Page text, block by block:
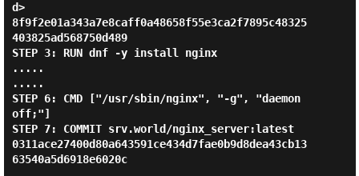
d>
8f9f2e01a343a7e8caff0a48658f55e3ca2f7895c48325
403825ad568750d489
STEP 3: RUN dnf -y install nginx
.....
.....
STEP 6: CMD ["/usr/sbin/nginx", "-g", "daemon
off;"]
STEP 7: COMMIT srv.world/nginx_server:latest
0311ace27400d80a643591ce434d7fae0b9d8dea43cb13
63540a5d6918e6020c